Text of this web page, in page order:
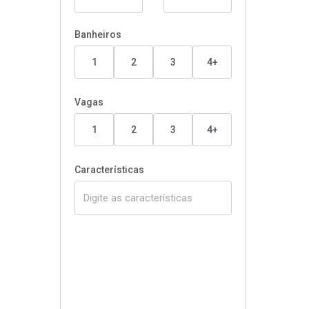
Banheiros
1 2 3 4+
Vagas
1 2 3 4+
Características